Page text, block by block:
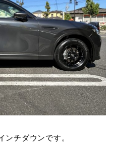
チダウンです。